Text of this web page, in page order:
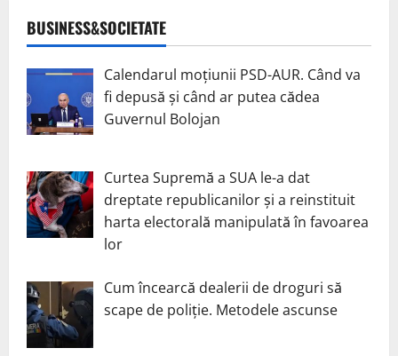
BUSINESS&SOCIETATE
Calendarul moțiunii PSD-AUR. Când va
fi depusă și când ar putea cădea
Guvernul Bolojan
Curtea Supremă a SUA le-a dat
dreptate republicanilor și a reinstituit
harta electorală manipulată în favoarea
lor
Cum încearcă dealerii de droguri să
scape de poliție. Metodele ascunse